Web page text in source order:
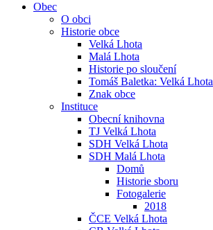
Obec
O obci
Historie obce
Velká Lhota
Malá Lhota
Historie po sloučení
Tomáš Baletka: Velká Lhota
Znak obce
Instituce
Obecní knihovna
TJ Velká Lhota
SDH Velká Lhota
SDH Malá Lhota
Domů
Historie sboru
Fotogalerie
2018
ČCE Velká Lhota